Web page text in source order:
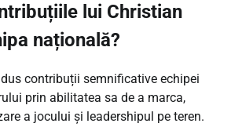
lui Christian
națională?
contribuții semnificative echipei
prin abilitatea sa de a marca,
a jocului și leadershipul pe teren.